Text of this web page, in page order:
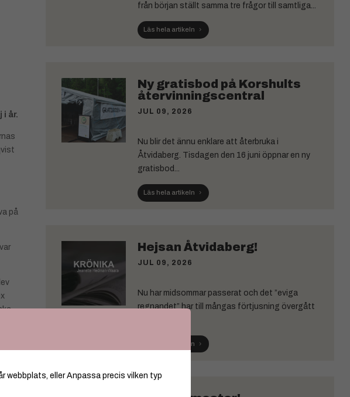
i år.
på
i
från början ställt samma tre frågor till samtliga...
Läs hela artikeln
Ny gratisbod på Korshults
återvinningscentral
JUL 09, 2026
Nu blir det ännu enklare att återbruka i
Åtvidaberg. Tisdagen den 16 juni öppnar en ny
gratisbod...
Läs hela artikeln
Hejsan Åtvidaberg!
JUL 09, 2026
Nu har midsommar passerat och det ”eviga
regnandet” har till mångas förtjusning övergått
Läs hela artikeln
webbplats, eller Anpassa precis vilken typ